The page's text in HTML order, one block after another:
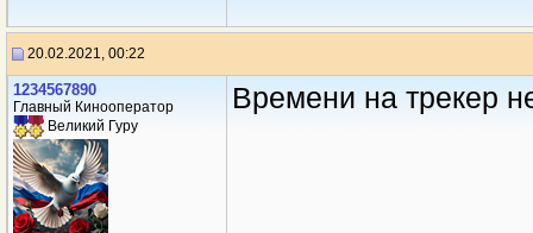
20.02.2021, 00:22
1234567890
Главный Кинооператор
Великий Гуру
Времени на трекер